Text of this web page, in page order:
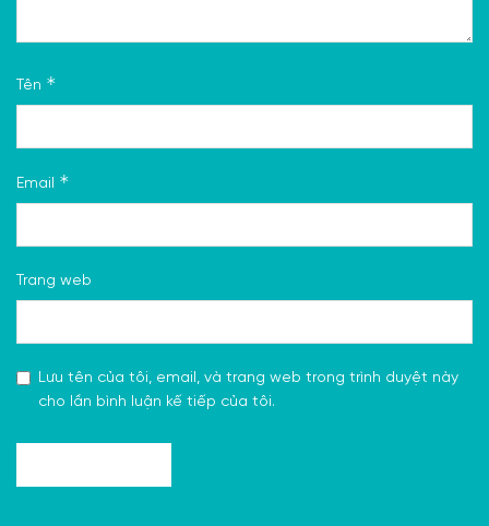
Tên *
Email *
Trang web
Lưu tên của tôi, email, và trang web trong trình duyệt này
cho lần bình luận kế tiếp của tôi.